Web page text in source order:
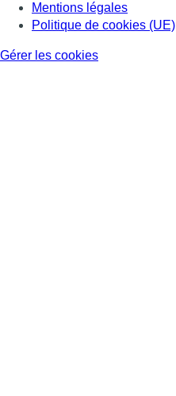
Mentions légales
Politique de cookies (UE)
Gérer les cookies